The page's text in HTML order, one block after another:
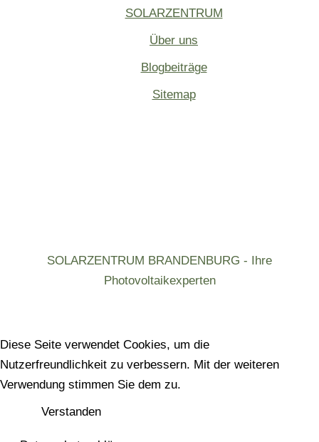
SOLARZENTRUM
Über uns
Blogbeiträge
Sitemap
SOLARZENTRUM BRANDENBURG - Ihre
Photovoltaikexperten
Diese Seite verwendet Cookies, um die
Nutzerfreundlichkeit zu verbessern. Mit der weiteren
Verwendung stimmen Sie dem zu.
Verstanden